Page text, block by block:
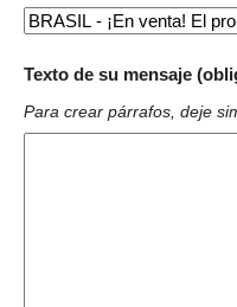
Texto de su mensaje
Para crear párrafos, deje